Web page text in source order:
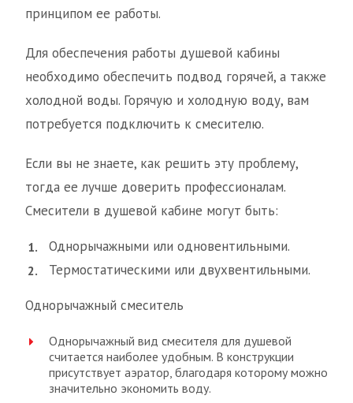
принципом ее работы.
Для обеспечения работы душевой кабины
необходимо обеспечить подвод горячей, а также
холодной воды. Горячую и холодную воду, вам
потребуется подключить к смесителю.
Если вы не знаете, как решить эту проблему,
тогда ее лучше доверить профессионалам.
Смесители в душевой кабине могут быть:
Однорычажными или одновентильными.
Термостатическими или двухвентильными.
Однорычажный смеситель
Однорычажный вид смесителя для душевой
считается наиболее удобным. В конструкции
присутствует аэратор, благодаря которому можно
значительно экономить воду.